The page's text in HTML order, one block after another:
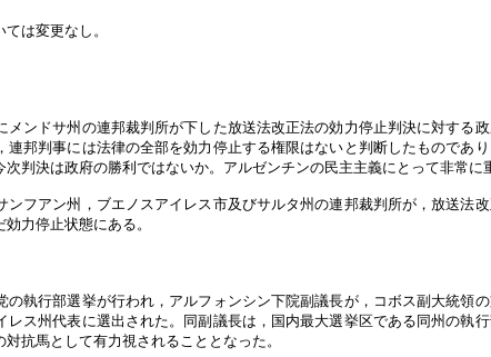
は変更なし。
メンドサ州の連邦裁判所が下した放送法改正法の効力停止判決に対す
連邦判事には法律の全部を効力停止する権限はないと判断したものであ
判決は政府の勝利ではないか。アルゼンチンの民主主義にとって非常に
ンフアン州，ブエノスアイレス市及びサルタ州の連邦裁判所が，放送
力停止状態にある。
の執行部選挙が行われ，アルフォンシン下院副議長が，コボス副大統
レス州代表に選出された。同副議長は，国内最大選挙区である同州の執
抗馬として有力視されることとなった。